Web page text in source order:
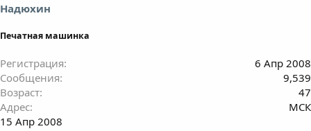
Надюхин
Печатная машинка
Регистрация
6 Апр 2008
Сообщения
9,539
Возраст
47
Адрес
МСК
15 Апр 2008